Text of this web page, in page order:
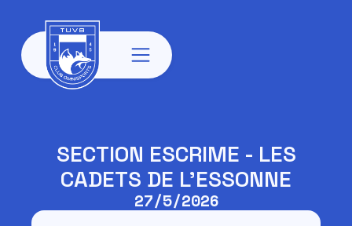
SECTION ESCRIME - LES
CADETS DE L’ESSONNE
27/5/2026